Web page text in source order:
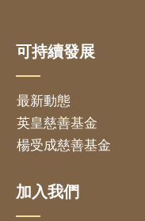
可持續發展
最新動態
英皇慈善基金
楊受成慈善基金
加入我們